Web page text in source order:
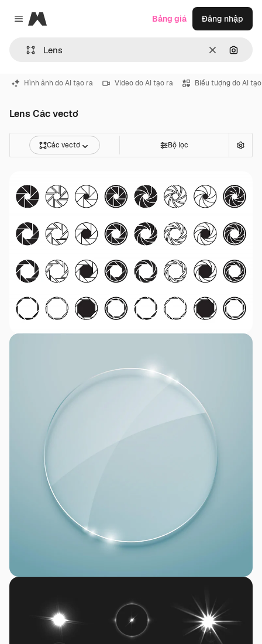
Close menu
Magnific
ThôngTìm
Bảng giá Đăng nhập
Hình ảnh do AI tạo ra Video do AI tạo ra Biểu tượng do AI
Lens Các vectơ
Các vectơ Bộ lọc